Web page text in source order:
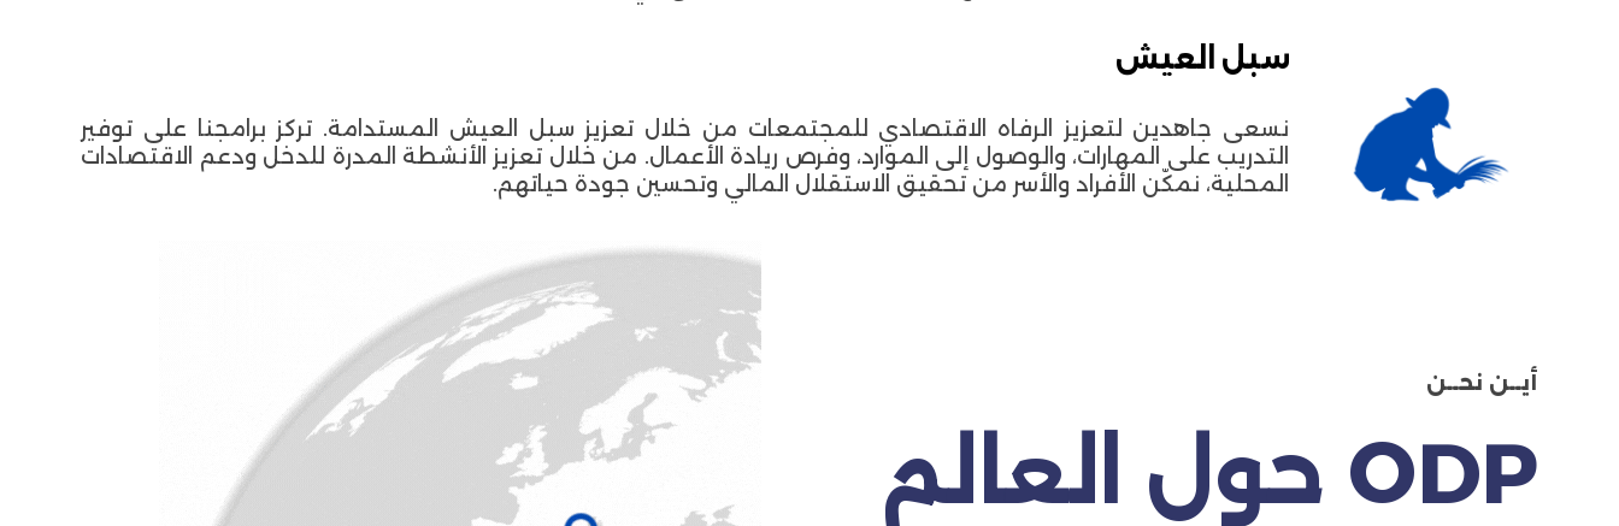
سبل العيش
نسعى جاهدين لتعزيز الرفاه الاقتصادي للمجتمعات من خلال تعزيز سبل العيش المستدامة. تركز برامجنا على توفير
التدريب على المهارات، والوصول إلى الموارد، وفرص ريادة الأعمال. من خلال تعزيز الأنشطة المدرة للدخل ودعم الاقتصادات
المحلية، نمكّن الأفراد والأسر من تحقيق الاستقلال المالي وتحسين جودة حياتهم.
أيــن نحــن
ODP حول العالم